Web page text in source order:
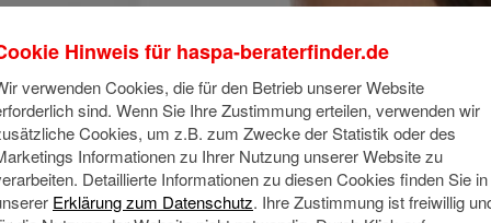
Hinweis für haspa-beraterfinder.de
verwenden Cookies, die für den Betrieb unserer Website
sind. Wenn Sie Ihre Zustimmung erteilen, verwenden wir
Cookies, um z.B. zum Zwecke der Statistik oder des
Informationen zu Ihrer Nutzung unserer Website zu
Detaillierte Informationen zu diesen Cookies finden Sie in
Erklärung zum Datenschutz. Ihre Zustimmung ist freiwillig